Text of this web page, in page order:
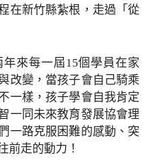
在新竹縣紮根，走過「從
來每一屆15個學員在家
改變，當孩子會自己騎乘
一樣，孩子學會自我肯定
一同未來教育發展協會理
一路克服困難的感動、突
前走的動力！